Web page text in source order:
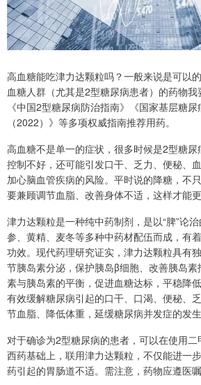
高血糖能吃津力达颗粒吗？一般来说是可以
血糖人群（尤其是2型糖尿病患者）的药物
《中国2型糖尿病防治指南》《国家基层糖
（2022）》等多项权威指南推荐用药。
高血糖不是单一的症状，很多时候是2型糖
控制不好，还可能引发口干、乏力、便秘、
加心脑血管疾病的风险。平时说的降糖，不
要兼顾调节血脂、改善身体不适，这样才能更
津力达颗粒是一种纯中药制剂，是以“脾”论
参、黄精、麦冬等多种中药材配伍而成，有
功效。现代药理研究证实，津力达颗粒具有
节胰岛素分泌，保护胰岛β细胞、改善胰岛
素与胰岛素的平衡，促进血糖达标，平稳降
有效缓解糖尿病引起的口干、口渴、便秘、
节血脂、降低体重，延缓糖尿病并发症的发生
对于确诊为2型糖尿病的患者，可以在使用
西药基础上，联用津力达颗粒，不仅能进一
药引起的胃肠道不适。需注意，药物应遵医嘱